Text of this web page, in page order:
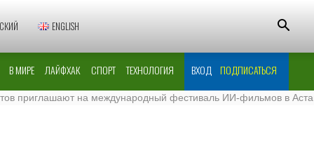
ENGLISH
В МИРЕ ЛАЙФХАК СПОРТ ТЕХНОЛОГИЯ ВХОД ПОДПИСАТЬСЯ
на международный фестиваль ИИ-фильмов в Астане ·